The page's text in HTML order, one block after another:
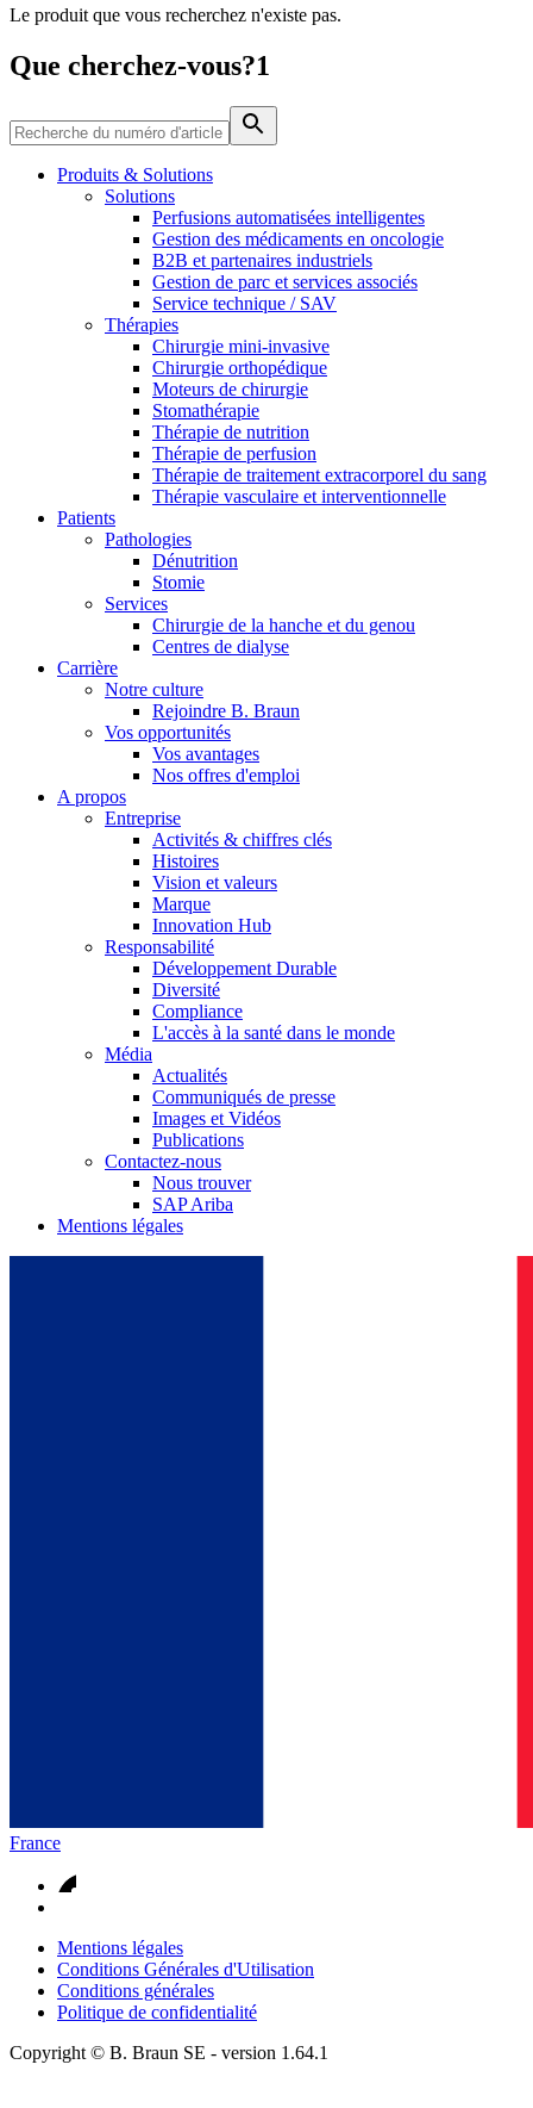
Catalogue de produits
Trouvez le produit que vous recherchez. Visitez le catalogue
de produits B. Braun avec notre portefeuille complet.
Média
Contactez-nous
Pôle d’innovation
Stimulons ensemble l’innovation dans la technologie
médicale. Apprenez-en plus sur notre centre d’innovation et
présentez votre idée.
En dialogue avec B. Braun. Contactez-nous.
Le produit que vous recherchez n'existe pas.
Que cherchez-vous?1
Produits & Solutions
Solutions
Perfusions automatisées intelligentes
Gestion des médicaments en oncologie
B2B et partenaires industriels
Gestion de parc et services associés
Service technique / SAV
Thérapies
Chirurgie mini-invasive
Chirurgie orthopédique
Moteurs de chirurgie
Stomathérapie
Thérapie de nutrition
Thérapie de perfusion
Thérapie de traitement extracorporel du sang
Thérapie vasculaire et interventionnelle
Patients
Pathologies
Dénutrition
Stomie
Services
Chirurgie de la hanche et du genou
Centres de dialyse
Carrière
Notre culture
Rejoindre B. Braun
Vos opportunités
Vos avantages
Nos offres d'emploi
A propos
Entreprise
Activités & chiffres clés
Histoires
Vision et valeurs
Marque
Innovation Hub
Responsabilité
Développement Durable
Diversité
Compliance
L'accès à la santé dans le monde
Média
Actualités
Communiqués de presse
Images et Vidéos
Publications
Contactez-nous
Nous trouver
SAP Ariba
Mentions légales
France
Mentions légales
Conditions Générales d'Utilisation
Conditions générales
Politique de confidentialité
Copyright © B. Braun SE - version 1.64.1